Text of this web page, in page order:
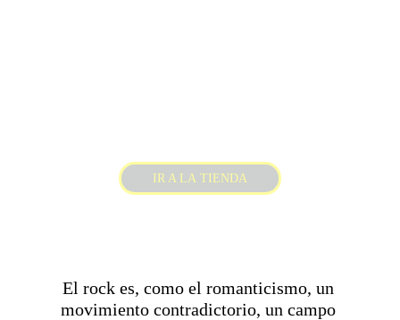
IR A LA TIENDA
El rock es, como el romanticismo, un
movimiento contradictorio, un campo